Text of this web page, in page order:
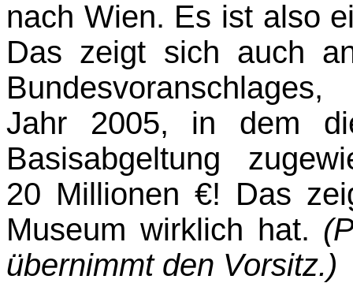
nach Wien. Es ist also
Das zeigt sich auch
Jahr 2005, in dem
Basisabgeltung
20 Millionen €! Das
Museum wirklich hat.
übernimmt den Vorsitz.)